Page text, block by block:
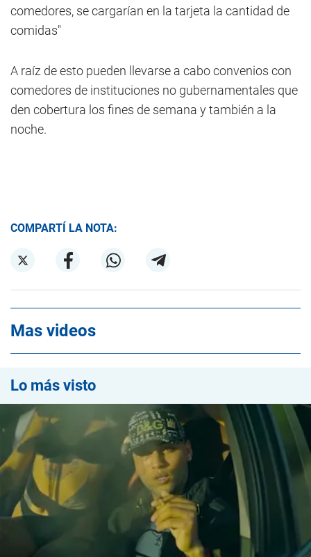
comedores, se cargarían en la tarjeta la cantidad de
comidas"
A raíz de esto pueden llevarse a cabo convenios con
comedores de instituciones no gubernamentales que
den cobertura los fines de semana y también a la
noche.
COMPARTÍ LA NOTA:
Mas videos
Lo más visto